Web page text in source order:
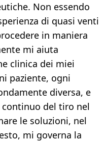
Non essendo
di quasi venti
in maniera
mi aiuta
clinica dei miei
paziente, ogni
diversa, e
del tiro nel
le soluzioni, nel
mi governa la